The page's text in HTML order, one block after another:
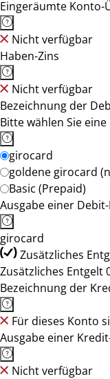
Eingeräumte Konto-
Nicht verfügbar
Haben-Zins
Nicht verfügbar
Bezeichnung der
Bitte wählen Sie eine
girocard
goldene girocard
Basic (Prepaid)
Ausgabe einer
girocard
Zusätzliches
Zusätzliches Entgelt
Bezeichnung der
Für dieses Konto
Ausgabe einer
Nicht verfügbar